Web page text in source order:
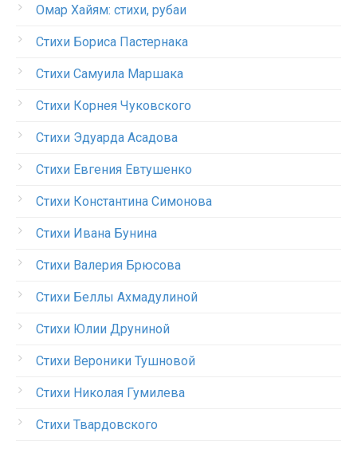
Омар Хайям: стихи, рубаи
Стихи Бориса Пастернака
Стихи Самуила Маршака
Стихи Корнея Чуковского
Стихи Эдуарда Асадова
Стихи Евгения Евтушенко
Стихи Константина Симонова
Стихи Ивана Бунина
Стихи Валерия Брюсова
Стихи Беллы Ахмадулиной
Стихи Юлии Друниной
Стихи Вероники Тушновой
Стихи Николая Гумилева
Стихи Твардовского